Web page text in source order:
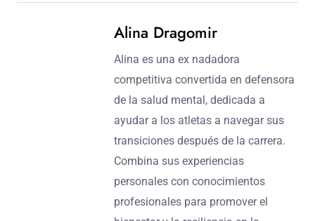
Alina Dragomir
Alina es una ex nadadora
competitiva convertida en defensora
de la salud mental, dedicada a
ayudar a los atletas a navegar sus
transiciones después de la carrera.
Combina sus experiencias
personales con conocimientos
profesionales para promover el